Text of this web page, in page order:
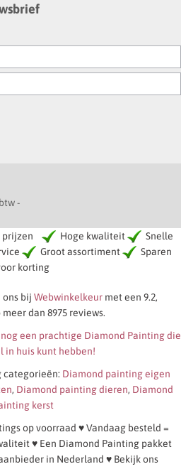
-
Hoge kwaliteit
Snelle
Groot assortiment
Sparen
korting
bij Webwinkelkeur met een 9.2,
dan 8975 reviews.
een prachtige Diamond Painting die
in huis kunt hebben!
categorieën: Diamond painting eigen
, Diamond painting dieren, Diamond
kerst
op voorraad ♥ Vandaag besteld =
♥ Een Diamond Painting pakket
in Nederland ♥ Bekijk ons